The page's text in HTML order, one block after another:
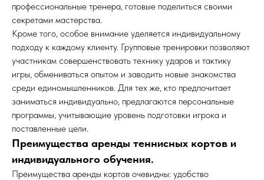
профессиональные тренера, готовые поделиться своими
секретами мастерства.
Кроме того, особое внимание уделяется индивидуальному
подходу к каждому клиенту. Групповые тренировки позволяют
участникам совершенствовать технику ударов и тактику
игры, обмениваться опытом и заводить новые знакомства
среди единомышленников. Для тех же, кто предпочитает
заниматься индивидуально, предлагаются персональные
программы, учитывающие уровень подготовки игрока и
поставленные цели.
Преимущества аренды теннисных кортов и
индивидуального обучения.
Преимущества аренды кортов очевидны: удобство